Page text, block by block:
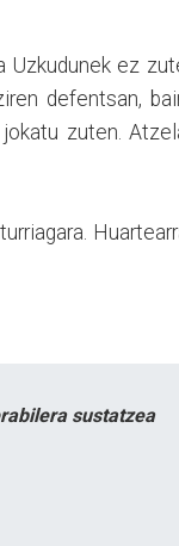
Uzkudunek ez
defentsan,
zuten.
sustatzea